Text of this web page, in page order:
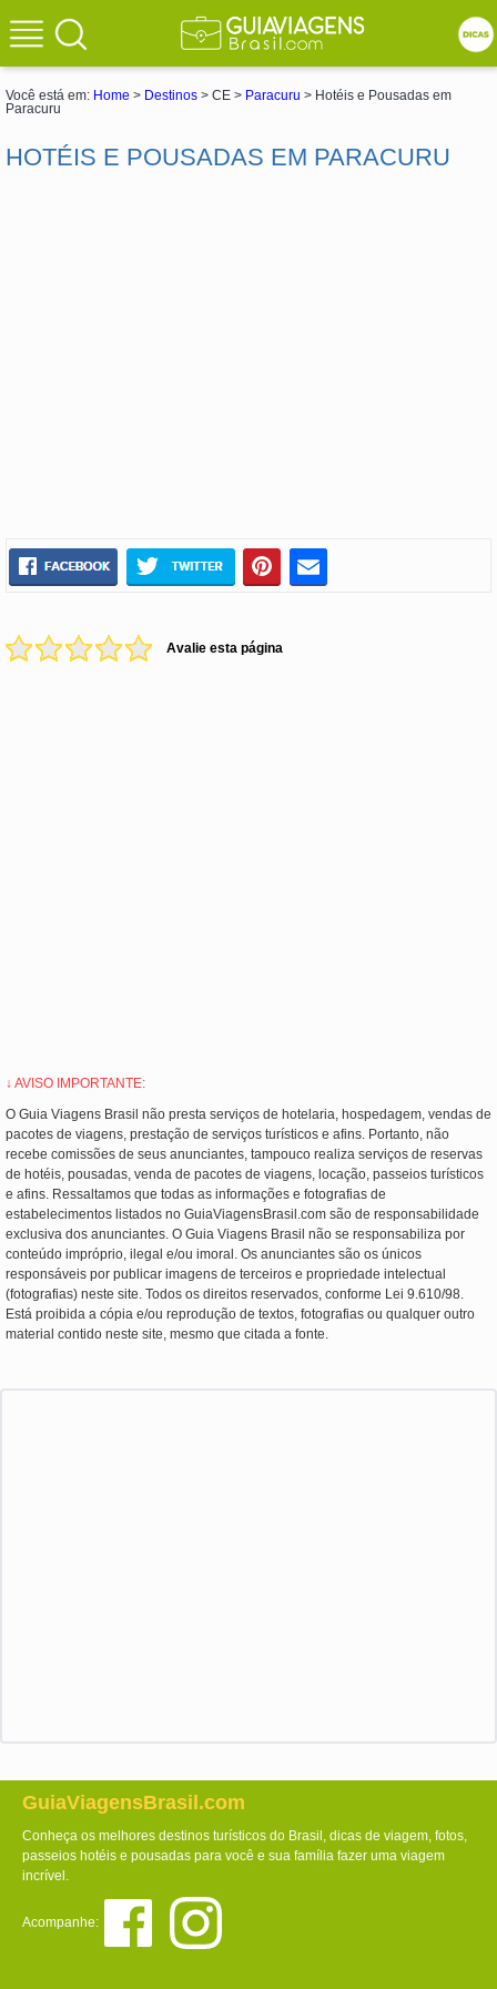
Você está em: Home > Destinos > CE > Paracuru > Hotéis e Pousadas em
Paracuru
HOTÉIS E POUSADAS EM PARACURU
Avalie esta página
↓ AVISO IMPORTANTE:
O Guia Viagens Brasil não presta serviços de hotelaria, hospedagem, vendas de
pacotes de viagens, prestação de serviços turísticos e afins. Portanto, não
recebe comissões de seus anunciantes, tampouco realiza serviços de reservas
de hotéis, pousadas, venda de pacotes de viagens, locação, passeios turísticos
e afins. Ressaltamos que todas as informações e fotografias de
estabelecimentos listados no GuiaViagensBrasil.com são de responsabilidade
exclusiva dos anunciantes. O Guia Viagens Brasil não se responsabiliza por
conteúdo impróprio, ilegal e/ou imoral. Os anunciantes são os únicos
responsáveis por publicar imagens de terceiros e propriedade intelectual
(fotografias) neste site. Todos os direitos reservados, conforme Lei 9.610/98.
Está proibida a cópia e/ou reprodução de textos, fotografias ou qualquer outro
material contido neste site, mesmo que citada a fonte.
GuiaViagensBrasil.com
Conheça os melhores destinos turísticos do Brasil, dicas de viagem, fotos,
passeios hotéis e pousadas para você e sua família fazer uma viagem
incrível.
Acompanhe: